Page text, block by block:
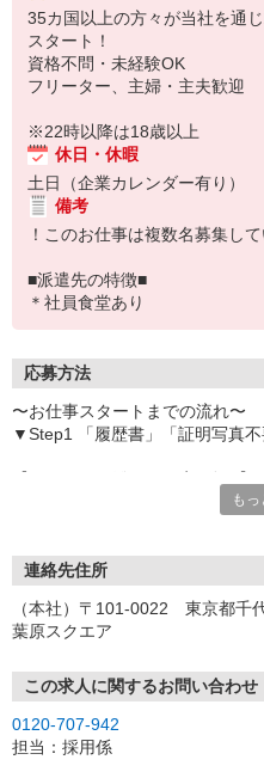
35カ国以上の方々が当社を通
スタート！
資格不問・未経験OK
フリーター、主婦・主夫歓迎
※22時以降は18歳以上
休日・休暇
土日（企業カレンダー有り）
備考
！このお仕事は複数名募集して
■派遣先の特徴■
＊社員食堂あり
応募方法
〜お仕事スタートまでの流れ〜
▼Step1 「履歴書」「証明写真
いつでも好きな時間に登録OK
受付時間/平日9:00〜19:00
【来場登録（目安1時間30分）】
▼Step2 全国にあるお仕事の中
ご案内
▼Step3 就業前に職場見学で気に
も
連絡先住所
（本社）〒101-0022 東京都千
葉原スクエア
この求人に関するお問い合わせ
0120-707-942
担当：採用係